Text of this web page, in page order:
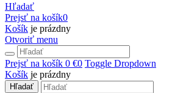
Hľadať
Prejsť na košík0
Košík je prázdny
Otvoriť menu
Prejsť na košík 0 €0 Toggle Dropdown
Košík je prázdny
Hľadať